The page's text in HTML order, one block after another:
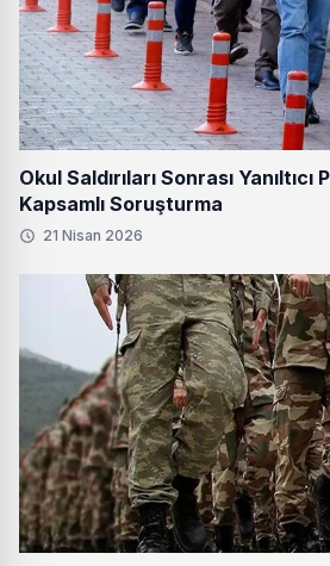
Okul Saldırıları Sonrası Yanıltıcı
Kapsamlı Soruşturma
21 Nisan 2026